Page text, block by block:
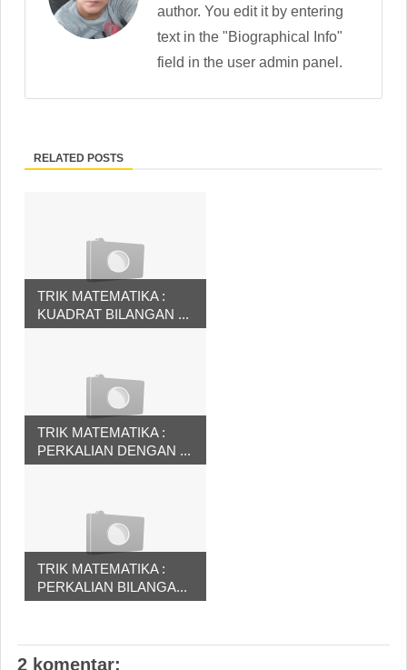
author. You edit it by entering
text in the "Biographical Info"
field in the user admin panel.
RELATED POSTS
TRIK MATEMATIKA :
KUADRAT BILANGAN ...
TRIK MATEMATIKA :
PERKALIAN DENGAN ...
TRIK MATEMATIKA :
PERKALIAN BILANGA...
2 komentar: